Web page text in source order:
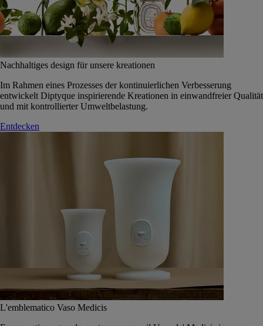
Nachhaltiges design für unsere kreationen
Im Rahmen eines Prozesses der kontinuierlichen Verbesserung
entwickelt Diptyque inspirierende Kreationen in einwandfreier Qualität
und mit kontrollierter Umweltbelastung.
Entdecken
L'emblematico Vaso Medicis